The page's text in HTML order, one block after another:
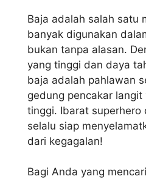
Baja adalah salah satu
banyak digunakan
bukan tanpa alasan.
yang tinggi dan daya
baja adalah pahlawan
gedung pencakar langit
tinggi. Ibarat
selalu siap
dari kegagalan!
Bagi Anda yang